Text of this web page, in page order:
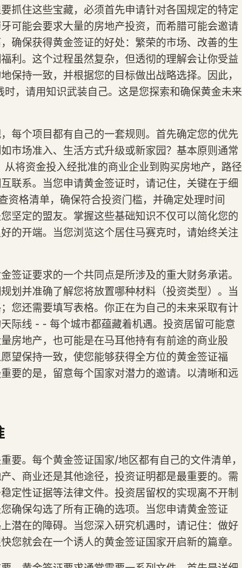
抓住这些宝藏，必须首先申请针对各国规定的特定
可能会要求大量的房地产投资，而希腊可能会邀请
确保获得黄金签证的好处：繁荣的市场、改善的生
利。这个过程虽然复杂，但透彻的理解会让你受益
保持一致，并根据您的目标做出战略选择。因此，
，请用知识武装自己。这是您探索和确保黄金未来
每个项目都有自己的一套规则。首先确定您的优先
市场准入、生活方式升级或新家园？基本原则通常
将资金投入经批准的商业企业到购买房地产，路径
联系。当您申请黄金签证时，请记住，关键在于细
资格清单，确保符合投资门槛，并确定处理时间
坚定的盟友。掌握这些基础知识不仅可以简化您的
的开端。当您浏览这个居住马赛克时，请始终关注
签证要求的一个共同点是所涉及的重大财务承诺。
划并准确了解您将放置哪种材料（投资类型）。当
您还需要填写表格。你正在为自己的未来采取有计
际线 - - 每个城市都蕴藏着机遇。投资居留可能意
房地产，也可能是在马耳他持有有前途的商业股
望保持一致，使您能够获得全方位的黄金签证福
要的是，留意每个国家对潜力的邀请。以清晰和远
要。每个黄金签证国家/地区都有自己的文件清单，
、商业还是其他途径，投资证明都是最重要的。需
定性证据等法律文件。投资居留权的实现离不开制
确保勾选了所有正确的选项。当您申请黄金签证
潜在的障碍。当您深入研究机遇时，请记住：做好
您就会在一个诱人的黄金签证国家开启新的篇章。